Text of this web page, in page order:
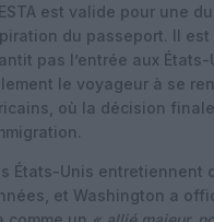
est valide pour une
du passeport. Il
pas l’entrée aux
le voyageur à se
où la décision
États-Unis entretiennent
et Washington a